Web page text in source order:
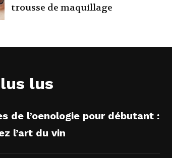
trousse de maquillage
lus
de l’oenologie pour débutant :
l’art du vin